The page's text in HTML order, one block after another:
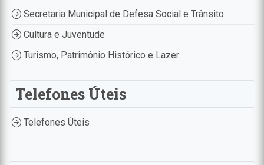
Secretaria Municipal de Defesa Social e Trânsito
Cultura e Juventude
Turismo, Patrimônio Histórico e Lazer
Telefones Úteis
Telefones Úteis